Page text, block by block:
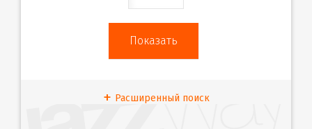
Расширенный поиск